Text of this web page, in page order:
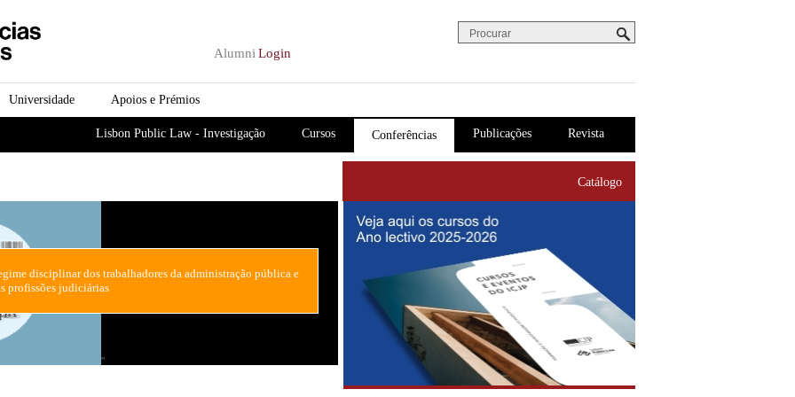
Alumni Login
Formulário de procura
Apoios e Prémios
Universidade
Revista
Publicações
Conferências
Cursos
Lisbon Public Law - Investigação
"
disciplinar dos trabalhadores da administração pública e
profissões judiciárias
Catálogo